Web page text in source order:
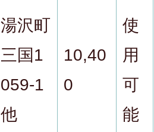
湯沢町
三国1
059-1
他
10,40
0
使
用
可
能